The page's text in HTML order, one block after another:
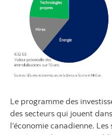
Le programme des
des secteurs qui jouent
l’économie canadienne.